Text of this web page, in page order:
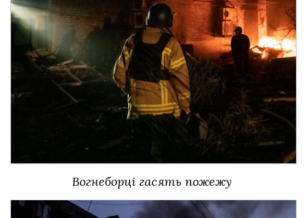
Вогнеборці гасять пожежу